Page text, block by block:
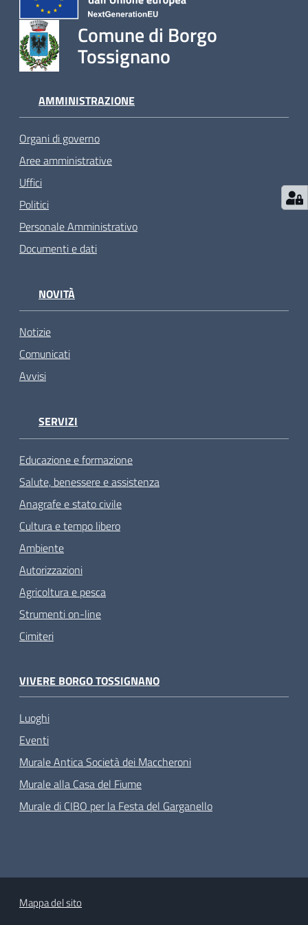
Comune di Borgo
Tossignano
AMMINISTRAZIONE
Organi di governo
Aree amministrative
Uffici
Politici
Personale Amministrativo
Documenti e dati
NOVITÀ
Notizie
Comunicati
Avvisi
SERVIZI
Educazione e formazione
Salute, benessere e assistenza
Anagrafe e stato civile
Cultura e tempo libero
Ambiente
Autorizzazioni
Agricoltura e pesca
Strumenti on-line
Cimiteri
VIVERE BORGO TOSSIGNANO
Luoghi
Eventi
Murale Antica Società dei Maccheroni
Murale alla Casa del Fiume
Murale di CIBO per la Festa del Garganello
Mappa del sito